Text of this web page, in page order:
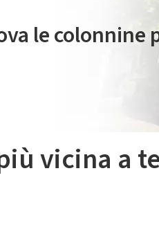
le colonnine
vicina a te